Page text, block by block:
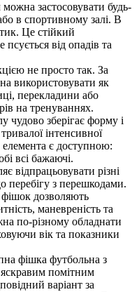
застосовувати будь-
в спортивному залі. В
Це стійкий
від опадів та
не просто так. За
використовувати як
перекладини або
на тренуваннях.
чудово зберігає форму і
інтенсивної
елемента є доступною:
всі бажаючі.
відпрацьовувати різні
перебігу з перешкодами.
фішок дозволяють
маневреність та
по-різному обладнати
вік та показники
фішка футбольна з
помітним
варіант за